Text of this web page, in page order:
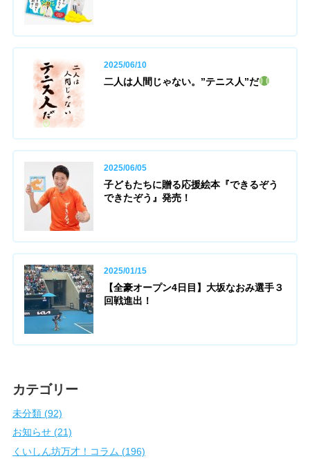
2025/06/10
二人は人間じゃない。”テニス人”だ
2025/06/05
子どもたちに贈る応援絵本『できるぞう
できたぞう』発売！
2025/01/15
【全豪オープン4日目】大坂なおみ選手３
回戦進出！
カテゴリー
未分類 (92)
お知らせ (21)
くいしん坊万才！コラム (196)